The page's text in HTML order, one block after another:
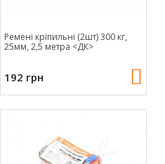
Ремені кріпильні (2шт) 300 кг,
25мм, 2,5 метра <ДК>
192 грн